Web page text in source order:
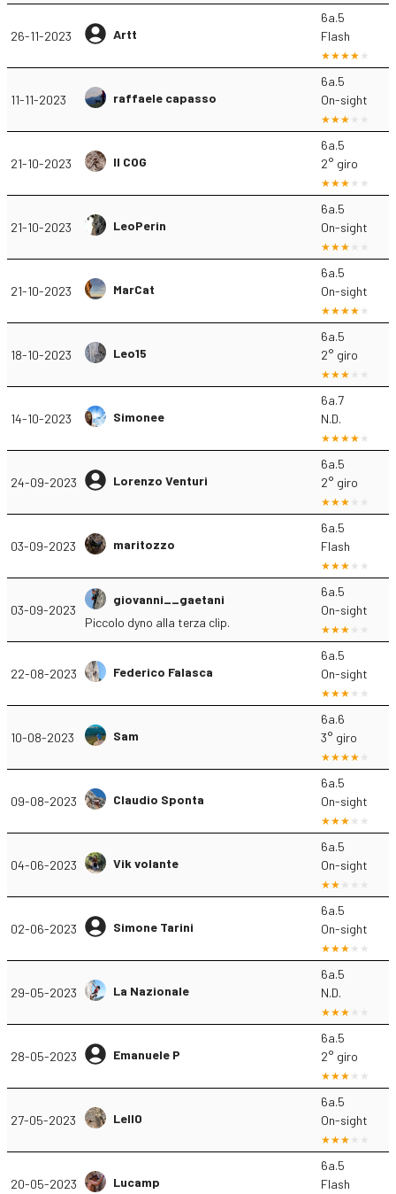
26-11-2023 Artt
6a.5
Flash
11-11-2023 raffaele capasso
6a.5
On-sight
21-10-2023 Il COG
6a.5
2° giro
21-10-2023 LeoPerin
6a.5
On-sight
21-10-2023 MarCat
6a.5
On-sight
18-10-2023 Leo15
6a.5
2° giro
14-10-2023 Simonee
6a.7
N.D.
24-09-2023 Lorenzo Venturi
6a.5
2° giro
03-09-2023 maritozzo
6a.5
Flash
03-09-2023
giovanni__gaetani
Piccolo dyno alla terza clip.
6a.5
On-sight
22-08-2023 Federico Falasca
6a.5
On-sight
10-08-2023 Sam
6a.6
3° giro
09-08-2023 Claudio Sponta
6a.5
On-sight
04-06-2023 Vik volante
6a.5
On-sight
02-06-2023 Simone Tarini
6a.5
On-sight
29-05-2023 La Nazionale
6a.5
N.D.
28-05-2023 Emanuele P
6a.5
2° giro
27-05-2023 Lell0
6a.5
On-sight
20-05-2023 Lucamp
6a.5
Flash